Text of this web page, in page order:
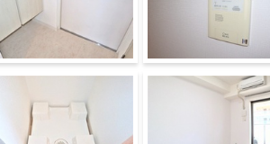
セキュリティ